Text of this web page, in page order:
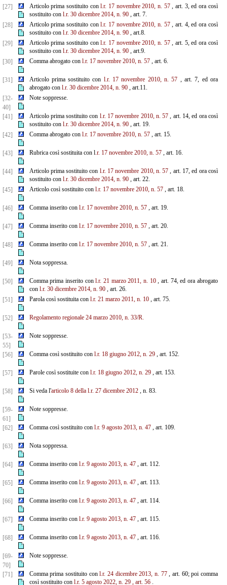
[27]
Articolo prima sostituito conl.r. 17 novembre 2010, n. 57, art. 3, ed ora così
sostituito con l.r. 30 dicembre 2014, n. 90, art. 7.
[28]
Articolo prima sostituito conl.r. 17 novembre 2010, n. 57, art. 4, ed ora così
sostituito con l.r. 30 dicembre 2014, n. 90, art.8.
[29]
Articolo prima sostituito conl.r. 17 novembre 2010, n. 57, art. 5, ed ora così
sostituito con l.r. 30 dicembre 2014, n. 90, art.9.
[30]
Comma abrogato con l.r. 17 novembre 2010, n. 57, art. 6.
[31] Articolo prima sostituito con l.r. 17 novembre 2010, n. 57 , art. 7, ed ora
abrogato con l.r. 30 dicembre 2014, n. 90, art.11.
[32-
40]
Note soppresse.
[41] Articolo prima sostituito con l.r. 17 novembre 2010, n. 57 , art. 14, ed ora così
sostituito con l.r. 30 dicembre 2014, n. 90, art. 19.
[42]
Comma abrogato con l.r. 17 novembre 2010, n. 57, art. 15.
[43] Rubrica così sostituita con l.r. 17 novembre 2010, n. 57, art. 16.
[44] Articolo prima sostituito con l.r. 17 novembre 2010, n. 57 , art. 17, ed ora così
sostituito con l.r. 30 dicembre 2014, n. 90, art. 22.
[45]
Articolo così sostituito con l.r. 17 novembre 2010, n. 57, art. 18.
[46] Comma inserito con l.r. 17 novembre 2010, n. 57, art. 19.
[47] Comma inserito con l.r. 17 novembre 2010, n. 57, art. 20.
[48] Comma inserito con l.r. 17 novembre 2010, n. 57, art. 21.
[49] Nota soppressa.
[50] Comma prima inserito conl.r. 21 marzo 2011, n. 10, art. 74, ed ora abrogato
con l.r. 30 dicembre 2014, n. 90, art. 26.
[51]
Parola così sostituita con l.r. 21 marzo 2011, n. 10, art. 75.
[52] Regolamento regionale 24 marzo 2010, n. 33/R.
[53-
55]
Note soppresse.
[56] Comma così sostituito con l.r. 18 giugno 2012, n. 29, art. 152.
[57] Parole così sostituite con l.r. 18 giugno 2012, n. 29, art. 153.
[58] Si veda l'articolo 8 della l.r. 27 dicembre 2012, n. 83.
[59-
61]
Note soppresse.
[62] Comma così sostituito con l.r. 9 agosto 2013, n. 47, art. 109.
[63] Nota soppressa.
[64] Comma inserito con l.r. 9 agosto 2013, n. 47, art. 112.
[65] Comma inserito con l.r. 9 agosto 2013, n. 47, art. 113.
[66] Comma inserito con l.r. 9 agosto 2013, n. 47, art. 114.
[67] Comma inserito con l.r. 9 agosto 2013, n. 47, art. 115.
[68] Comma inserito con l.r. 9 agosto 2013, n. 47, art. 116.
[69-
70]
Note soppresse.
[71] Comma prima sostituito conl.r. 24 dicembre 2013, n. 77, art. 60; poi comma
così sostituito con l.r. 5 agosto 2022, n. 29 , art. 56.